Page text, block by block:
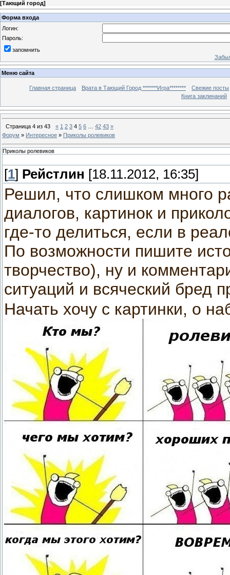
[Тающий город]
Форма входа
Логин:
Пароль:
запомнить
Меню сайта
Главная страница Врата в Тающий Город *******Игра********
Свежие посты
Книга заклинаний
Страница 4 из 43 « 1 2 3 4 5 6 42 43 »
Форум » Интересное » Приколы ролевиков
Приколы ролевиков
[1] Рейстлин [18.11.2012, 16:35]
Решил, что слишком много
диалогов, картинок и
где-то делиться, если в
По возможности пишите
творчество), ну и
ситуаций и всяческий бред
Начать хочу с картинки, о